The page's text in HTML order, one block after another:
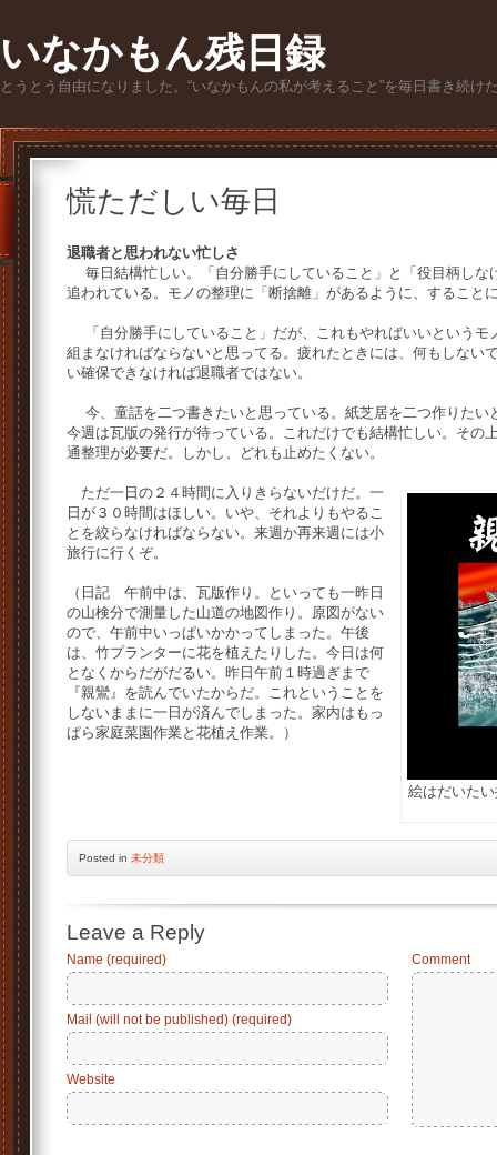
いなかもん残日録
とうとう自由になりました。“いなかもんの私が考えること”を毎日書き続け
慌ただしい毎日
退職者と思われない忙しさ
毎日結構忙しい。「自分勝手にしていること」と「役目柄しな
追われている。モノの整理に「断捨離」があるように、すること
「自分勝手にしていること」だが、これもやればいいというモ
組まなければならないと思ってる。疲れたときには、何もしない
い確保できなければ退職者ではない。
今、童話を二つ書きたいと思っている。紙芝居を二つ作りたい
今週は瓦版の発行が待っている。これだけでも結構忙しい。その
通整理が必要だ。しかし、どれも止めたくない。
絵はだいた
ただ一日の２４時間に入りきらないだけだ。一
日が３０時間はほしい。いや、それよりもやるこ
とを絞らなければならない。来週か再来週には小
旅行に行くぞ。
（日記 午前中は、瓦版作り。といっても一昨日
の山検分で測量した山道の地図作り。原図がない
ので、午前中いっぱいかかってしまった。午後
は、竹プランターに花を植えたりした。今日は何
となくからだがだるい。昨日午前１時過ぎまで
『親鸞』を読んでいたからだ。これということを
しないままに一日が済んでしまった。家内はもっ
ぱら家庭菜園作業と花植え作業。）
Posted in 未分類
Leave a Reply
Name (required)
Mail (will not be published) (required)
Website
Comment